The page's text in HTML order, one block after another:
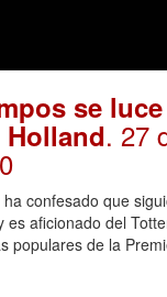
se
Holland. 27
confesado que
es aficionado del
populares de la